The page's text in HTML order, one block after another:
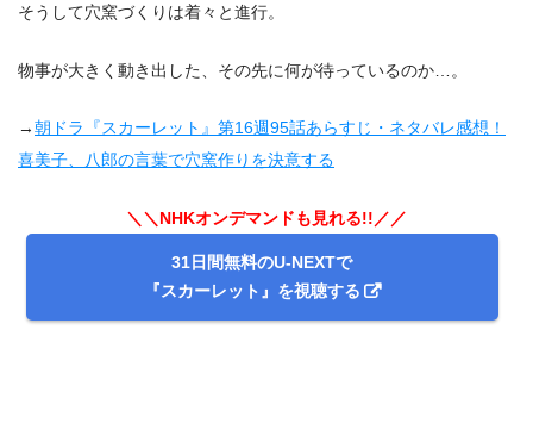
そうして穴窯づくりは着々と進行。
物事が大きく動き出した、その先に何が待っているのか…。
→朝ドラ『スカーレット』第16週95話あらすじ・ネタバレ感想！
喜美子、八郎の言葉で穴窯作りを決意する
＼＼NHKオンデマンドも見れる!!／／
31日間無料のU-NEXTで
『スカーレット』を視聴する